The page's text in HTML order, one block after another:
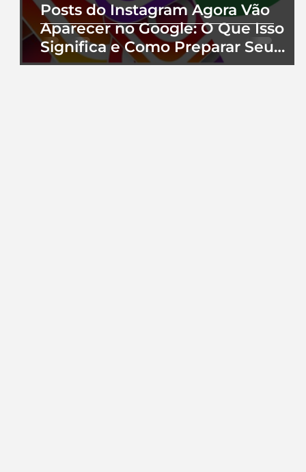
Posts do Instagram Agora Vão
Aparecer no Google: O Que Isso
Significa e Como Preparar Seu
Perfil